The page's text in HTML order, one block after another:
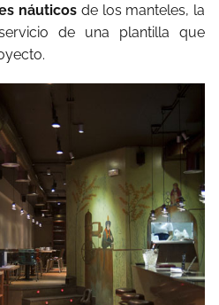
náuticos de los manteles, la
de una plantilla que